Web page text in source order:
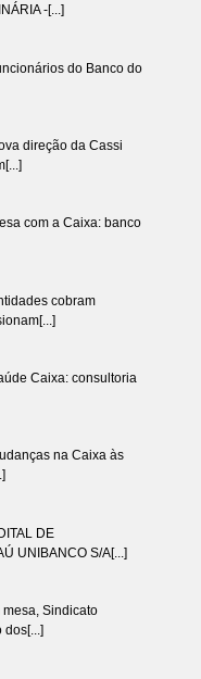
-[...]
do Banco do
direção da Cassi
com a Caixa: banco
cobram
Caixa: consultoria
na Caixa às
DE
UNIBANCO S/A[...]
mesa, Sindicato